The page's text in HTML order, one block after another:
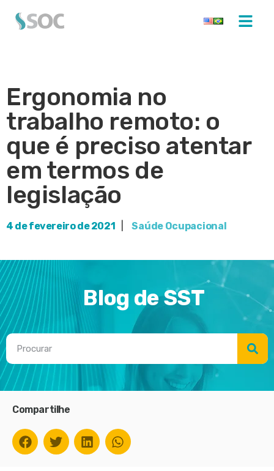
Ergonomia no
trabalho remoto: o
que é preciso atentar
em termos de
legislação
4 de fevereiro de 2021 Saúde Ocupacional
Blog de SST
Compartilhe